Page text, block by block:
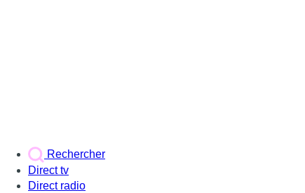
Rechercher
Direct tv
Direct radio